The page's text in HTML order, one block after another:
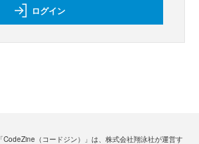
ログイン
「CodeZine（コードジン）」は、株式会社翔泳社が運営す